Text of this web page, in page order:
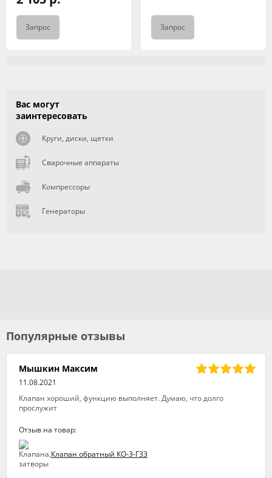
Запрос Запрос
Вас могут
заинтересовать
Круги, диски, щетки
Сварочные аппараты
Компрессоры
Генераторы
Популярные отзывы
Мышкин Максим
11.08.2021
Клапан хороший, функцию выполняет. Думаю, что долго
прослужит
Отзыв на товар:
Клапан обратный КО-3-Г33